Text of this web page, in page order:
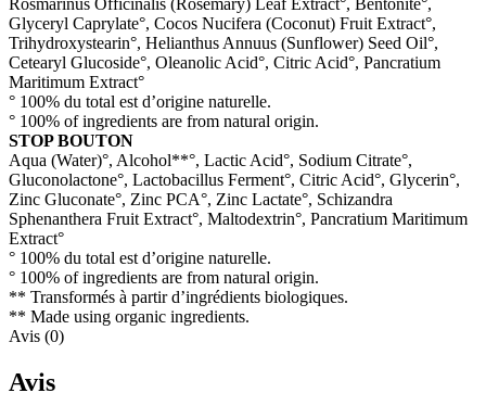
Rosmarinus Officinalis (Rosemary) Leaf Extract°, Bentonite°,
Glyceryl Caprylate°, Cocos Nucifera (Coconut) Fruit Extract°,
Trihydroxystearin°, Helianthus Annuus (Sunflower) Seed Oil°,
Cetearyl Glucoside°, Oleanolic Acid°, Citric Acid°, Pancratium
Maritimum Extract°
° 100% du total est d’origine naturelle.
° 100% of ingredients are from natural origin.
STOP BOUTON
Aqua (Water)°, Alcohol**°, Lactic Acid°, Sodium Citrate°,
Gluconolactone°, Lactobacillus Ferment°, Citric Acid°, Glycerin°,
Zinc Gluconate°, Zinc PCA°, Zinc Lactate°, Schizandra
Sphenanthera Fruit Extract°, Maltodextrin°, Pancratium Maritimum
Extract°
° 100% du total est d’origine naturelle.
° 100% of ingredients are from natural origin.
** Transformés à partir d’ingrédients biologiques.
** Made using organic ingredients.
Avis (0)
Avis